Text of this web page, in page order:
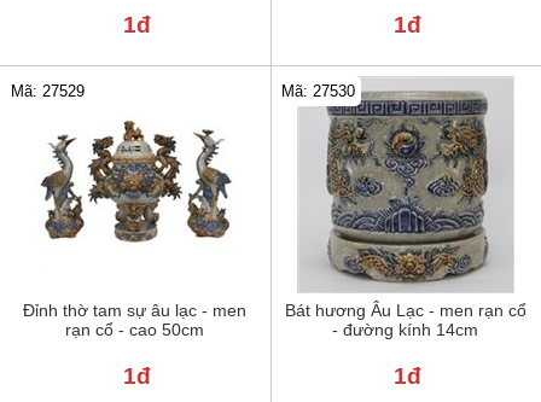
1đ 1đ
Đỉnh thờ tam sự âu lạc - men
rạn cổ - cao 50cm
Mã: 27529
1đ
Bát hương Âu Lạc - men rạn cổ
- đường kính 14cm
Mã: 27530
1đ